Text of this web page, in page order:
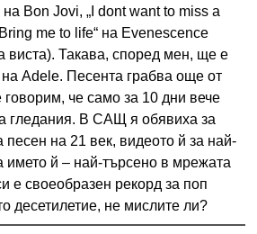
на Bon Jovi, „I dont want to miss a
me to life“ на Evenescence
виста). Такава, според мен, ще е
Adele. Песента грабва още от
говорим, че само за 10 дни вече
гледания. В САЩ я обявиха за
песен на 21 век, видеото й за най-
името й – най-търсено в мрежата
е своеобразен рекорд за поп
десетилетие, не мислите ли?